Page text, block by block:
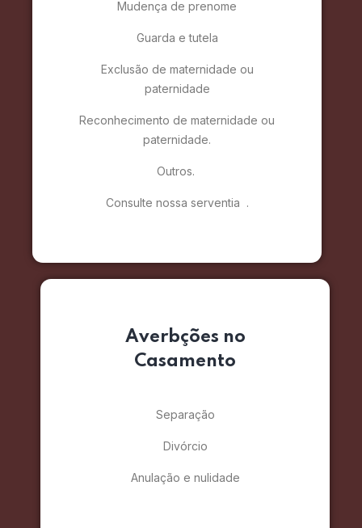
Mudença de prenome
Guarda e tutela
Exclusão de maternidade ou
paternidade
Reconhecimento de maternidade ou
paternidade.
Outros.
Consulte nossa serventia .
Averbções no
Casamento
Separação
Divórcio
Anulação e nulidade